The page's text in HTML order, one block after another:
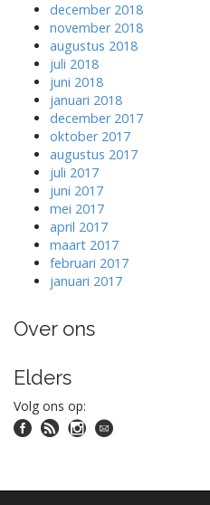
december 2018
november 2018
augustus 2018
juli 2018
juni 2018
januari 2018
december 2017
oktober 2017
augustus 2017
juli 2017
juni 2017
mei 2017
april 2017
maart 2017
februari 2017
januari 2017
Over ons
Elders
Volg ons op: